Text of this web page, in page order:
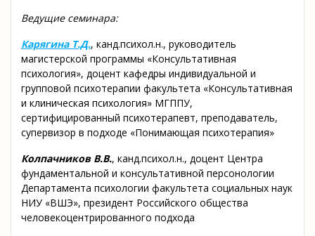
Ведущие семинара:
Карягина Т.Д., канд.психол.н., руководитель
магистерской программы «Консультативная
психология», доцент кафедры индивидуальной и
групповой психотерапии факультета «Консультативная
и клиническая психология» МГППУ,
сертифицированный психотерапевт, преподаватель,
супервизор в подходе «Понимающая психотерапия»
Колпачников В.В., канд.психол.н., доцент Центра
фундаментальной и консультативной персонологии
Департамента психологии факультета социальных наук
НИУ «ВШЭ», президент Российского общества
человекоцентрированного подхода